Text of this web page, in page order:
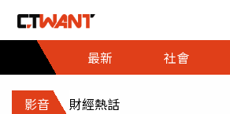
最新
社會
影音 財經熱話